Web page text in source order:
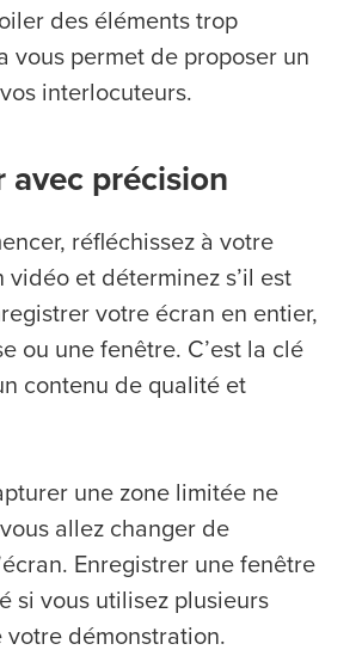
des éléments trop
vous permet de proposer un
interlocuteurs.
avec précision
réfléchissez à votre
vidéo et déterminez s’il est
votre écran en entier,
ou une fenêtre. C’est la clé
contenu de qualité et
une zone limitée ne
allez changer de
Enregistrer une fenêtre
si vous utilisez plusieurs
votre démonstration.